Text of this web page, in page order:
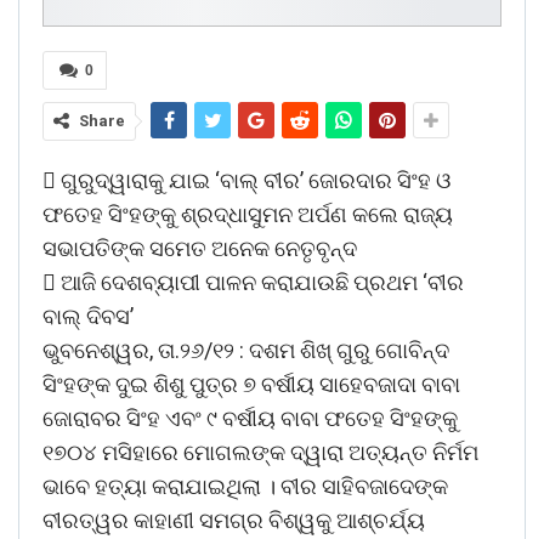
0
Share
 ଗୁରୁଦ୍ୱାରାକୁ ଯାଇ ‘ବାଲ୍ ବୀର’ ଜୋରଦାର ସିଂହ ଓ
ଫତେହ ସିଂହଙ୍କୁ ଶ୍ରଦ୍ଧାସୁମନ ଅର୍ପଣ କଲେ ରାଜ୍ୟ
ସଭାପତିଙ୍କ ସମେତ ଅନେକ ନେତୃବୃନ୍ଦ
 ଆଜି ଦେଶବ୍ୟାପୀ ପାଳନ କରାଯାଉଛି ପ୍ରଥମ ‘ବୀର
ବାଲ୍ ଦିବସ’
ଭୁବନେଶ୍ୱର, ତା.୨୬/୧୨ : ଦଶମ ଶିଖ୍ ଗୁରୁ ଗୋବିନ୍ଦ
ସିଂହଙ୍କ ଦୁଇ ଶିଶୁ ପୁତ୍ର ୭ ବର୍ଷୀୟ ସାହେବଜାଦା ବାବା
ଜୋରାବର ସିଂହ ଏବଂ ୯ ବର୍ଷୀୟ ବାବା ଫତେହ ସିଂହଙ୍କୁ
୧୭୦୪ ମସିହାରେ ମୋଗଲଙ୍କ ଦ୍ୱାରା ଅତ୍ୟନ୍ତ ନିର୍ମମ
ଭାବେ ହତ୍ୟା କରାଯାଇଥିଲା । ବୀର ସାହିବଜାଦେଙ୍କ
ବୀରତ୍ୱର କାହାଣୀ ସମଗ୍ର ବିଶ୍ୱକୁ ଆଶ୍ଚର୍ଯ୍ୟ